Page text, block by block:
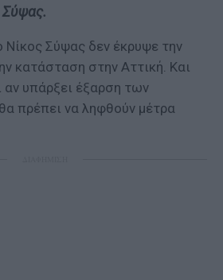
Σύψας.
Νίκος Σύψας δεν έκρυψε την
κατάσταση στην Αττική. Και
αν υπάρξει έξαρση των
πρέπει να ληφθούν μέτρα